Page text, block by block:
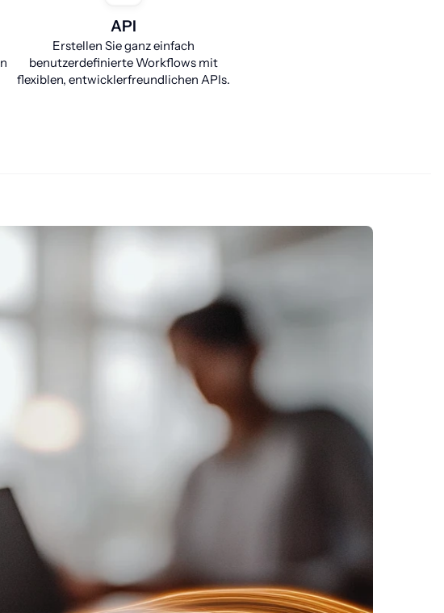
API
Erstellen Sie ganz einfach
benutzerdefinierte Workflows mit
flexiblen, entwicklerfreundlichen APIs.